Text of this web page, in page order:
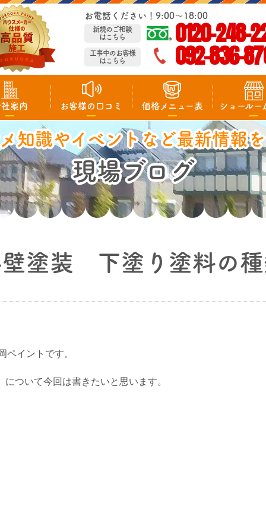
お電話ください！9:00～18:00
新規のご相談
はこちら
0120-248-
工事中のお客様
はこちら
092-836-
案内 お客様の口コミ 価格メニュー表 ショールー
知識やイベントなど最新情報
現場ブログ
塗装 下塗り塗料の
ペイントです。
について今回は書きたいと思います。